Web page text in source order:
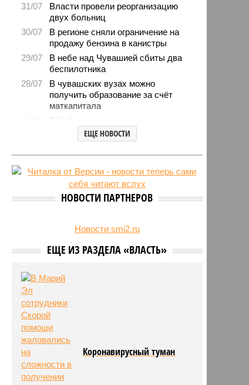
31/07
Власти провели реорганизацию
двух больниц
30/07
В регионе сняли ограничение на
продажу бензина в канистры
29/07
В небе над Чувашией сбиты два
беспилотника
28/07
В чувашских вузах можно
получить образование за счёт
маткапитала
В Чебоксарах началась проверка
готовности школ и детсадов к
новому учебному году
27/07
Чувашские врачи выходили
младенца массой 745 граммов
Чувашские аграрии начали уборку
урожая
ЕЩЕ НОВОСТИ
НОВОСТИ ПАРТНЕРОВ
Новости smi2.ru
ЕЩЕ ИЗ РАЗДЕЛА «ВЛАСТЬ»
Коронавирусный туман